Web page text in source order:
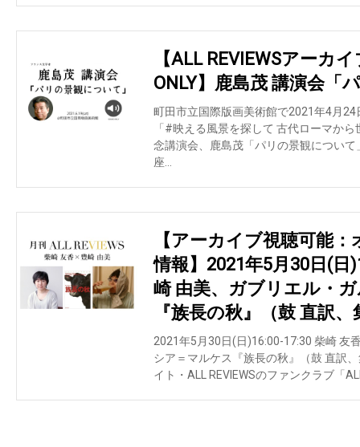
【ALL REVIEWSアーカ
ONLY】鹿島茂 講演会「
町田市立国際版画美術館で2021年4月
「#映える風景を探して 古代ローマか
念講演会、鹿島茂「パリの景観につい
座…
【アーカイブ視聴可能
情報】2021年5月30日(日
崎 由美、ガブリエル・
『族長の秋』（鼓 直訳
2021年5月30日(日)16:00-17:30 柴崎 友
シア＝マルケス『族長の秋』（鼓 直訳
イト・ALL REVIEWSのファンクラブ「